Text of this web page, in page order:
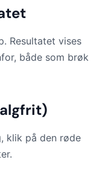
Resultatet vises
både som brøk
klik på den røde